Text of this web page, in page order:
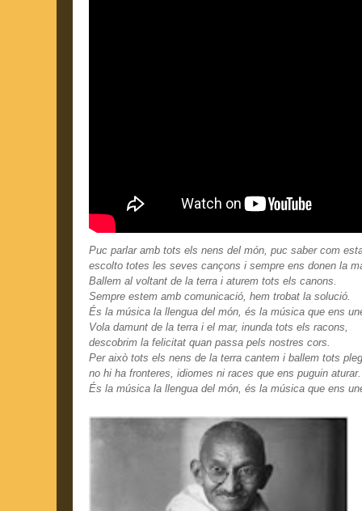
Puc parlar amb tots els nens del món, puc saber com
escolto totes les seves cançons i sempre ens donen la
Ballem al voltant de la terra i aturem tots els canons.
Sempre estem amb comunicació, hem trobat la solució.
És la música la llengua del món, és la música que ens
Vola damunt de la terra i el mar, inunda tots els racons,
descobrim la felicitat quan passa pels nostres cors.
Per això tots els nens de la terra cantem i ballem tots
no hi ha fronteres, idiomes ni races que ens puguin aturar.
És la música la llengua del món, és la música que ens